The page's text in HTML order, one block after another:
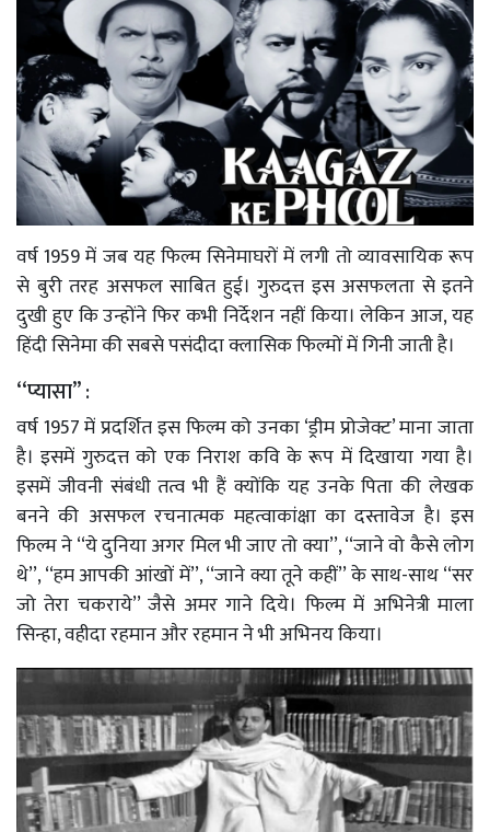
वर्ष 1959 में जब यह फिल्म सिनेमाघरों में लगी तो व्यावसायिक रूप
से बुरी तरह असफल साबित हुई। गुरुदत्त इस असफलता से इतने
दुखी हुए कि उन्होंने फिर कभी निर्देशन नहीं किया। लेकिन आज, यह
हिंदी सिनेमा की सबसे पसंदीदा क्लासिक फिल्मों में गिनी जाती है।
‘‘प्यासा’’ :
वर्ष 1957 में प्रदर्शित इस फिल्म को उनका ‘ड्रीम प्रोजेक्ट’ माना जाता
है। इसमें गुरुदत्त को एक निराश कवि के रूप में दिखाया गया है।
इसमें जीवनी संबंधी तत्व भी हैं क्योंकि यह उनके पिता की लेखक
बनने की असफल रचनात्मक महत्वाकांक्षा का दस्तावेज है। इस
फिल्म ने ‘‘ये दुनिया अगर मिल भी जाए तो क्या’’, ‘‘जाने वो कैसे लोग
थे’’, ‘‘हम आपकी आंखों में’’, ‘‘जाने क्या तूने कहीं’’ के साथ-साथ ‘‘सर
जो तेरा चकराये’’ जैसे अमर गाने दिये। फिल्म में अभिनेत्री माला
सिन्हा, वहीदा रहमान और रहमान ने भी अभिनय किया।